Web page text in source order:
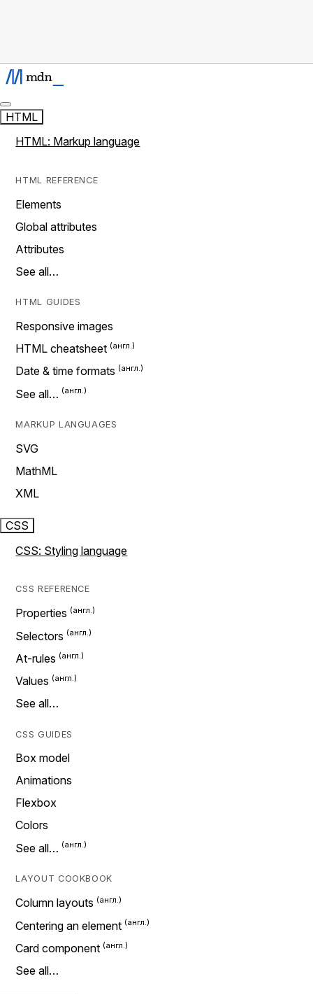
HTML
HTML: Markup language
HTML REFERENCE
Elements
Global attributes
Attributes
See all…
HTML GUIDES
Responsive images
HTML cheatsheet
Date & time formats
See all…
MARKUP LANGUAGES
SVG
MathML
XML
CSS
CSS: Styling language
CSS REFERENCE
Properties
Selectors
At-rules
Values
See all…
CSS GUIDES
Box model
Animations
Flexbox
Colors
See all…
LAYOUT COOKBOOK
Column layouts
Centering an element
Card component
See all…